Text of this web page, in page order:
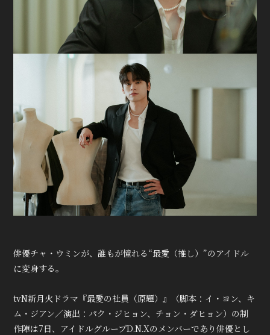
俳優チャ・ウミンが、誰もが憧れる“最愛（推し）”のアイドル
に変身する。
tvN新月火ドラマ『最愛の社員（原題）』（脚本：イ・ヨン、キ
ム・ジアン／演出：パク・ジヒョン、チョン・ダヒョン）の制
作陣は7日、アイドルグループD.N.Xのメンバーであり俳優とし